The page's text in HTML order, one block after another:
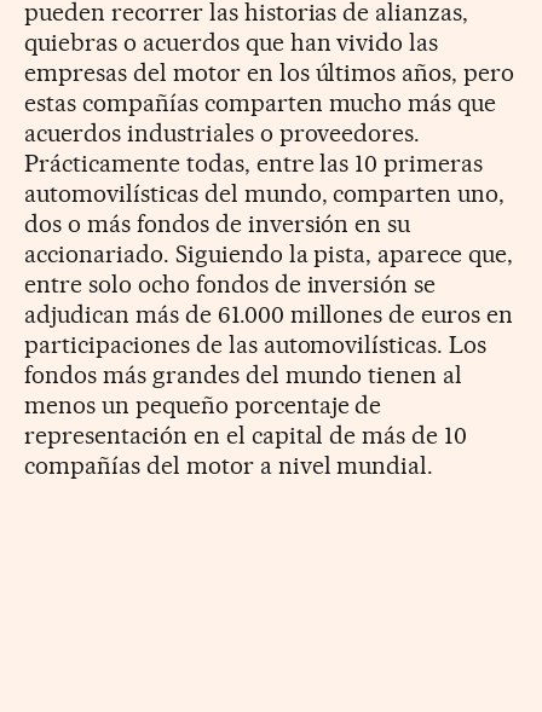
pueden recorrer las historias de alianzas,
quiebras o acuerdos que han vivido las
empresas del motor en los últimos años, pero
estas compañías comparten mucho más que
acuerdos industriales o proveedores.
Prácticamente todas, entre las 10 primeras
automovilísticas del mundo, comparten uno,
dos o más fondos de inversión en su
accionariado. Siguiendo la pista, aparece que,
entre solo ocho fondos de inversión se
adjudican más de 61.000 millones de euros en
participaciones de las automovilísticas. Los
fondos más grandes del mundo tienen al
menos un pequeño porcentaje de
representación en el capital de más de 10
compañías del motor a nivel mundial.